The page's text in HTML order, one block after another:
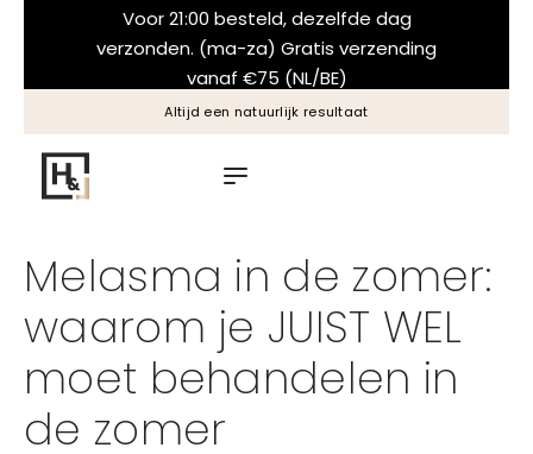
Voor 21:00 besteld, dezelfde dag
verzonden. (ma-za) Gratis verzending
vanaf €75 (NL/BE)
Altijd een natuurlijk resultaat
Melasma in de zomer:
waarom je JUIST WEL
moet behandelen in
de zomer